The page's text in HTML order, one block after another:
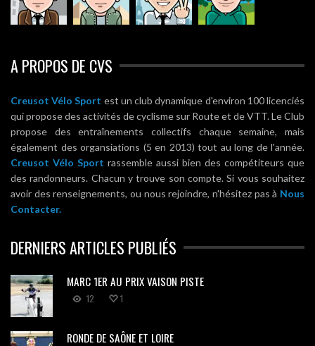
A PROPOS DE CVS
Creusot Vélo Sport est un club dynamique d'environ 100 licenciés
qui propose des activités de cyclisme sur Route et de VTT. Le Club
propose des entraînements collectifs chaque semaine, mais
également des organsiations (5 en 2013) tout au long de l'année.
Creusot Vélo Sport rassemble aussi bien des compétiteurs que
des randonneurs. Chacun y trouve son compte. Si vous souhaitez
avoir des renseignements, ou nous rejoindre, n'hésitez pas à Nous
Contacter.
DERNIERS ARTICLES PUBLIÉS
MARC 1ER AU PRIX VAISON PISTE
12 1
RONDE DE SAÔNE ET LOIRE